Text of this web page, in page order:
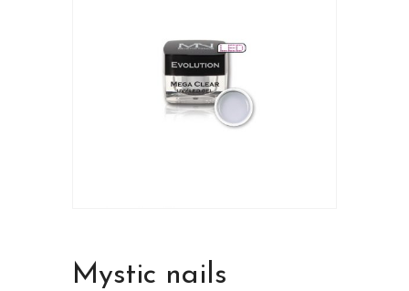
Mystic nails